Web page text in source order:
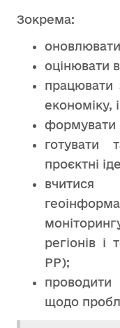
Зокрема:
оновлювати
оцінювати
економіку,
формувати
готувати
проєктні
регіонів і
РР);
проводити
щодо